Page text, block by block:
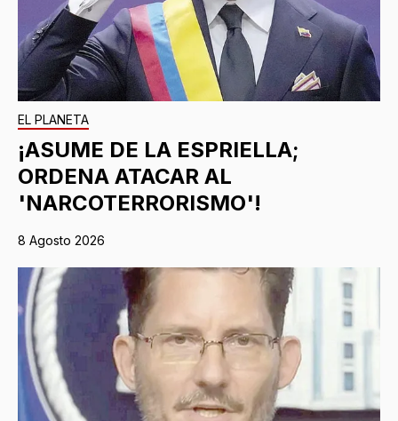
EL PLANETA
¡ASUME DE LA ESPRIELLA;
ORDENA ATACAR AL
'NARCOTERRORISMO'!
8 Agosto 2026